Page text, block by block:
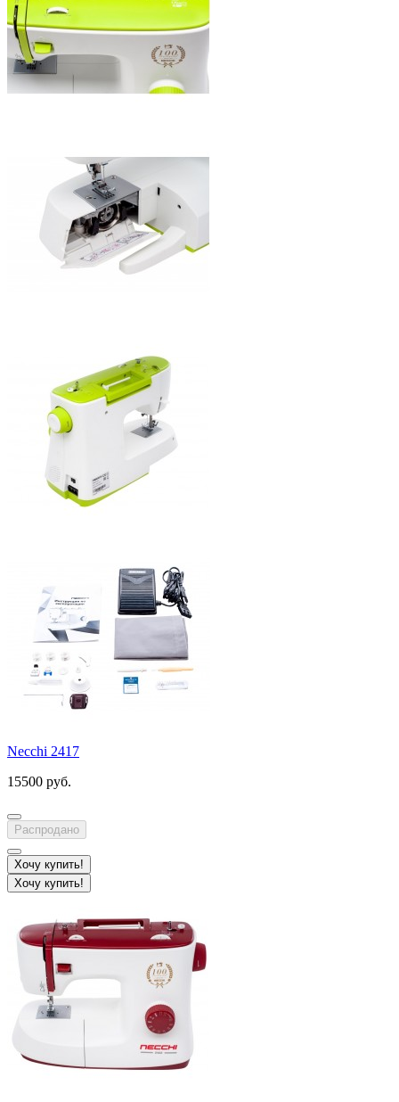
Necchi 2417
15500 руб.
Распродано
Хочу купить!
Хочу купить!